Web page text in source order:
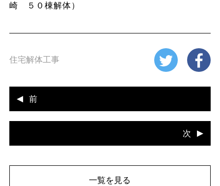
崎 ５０棟解体）
住宅解体工事
前
次
一覧を見る